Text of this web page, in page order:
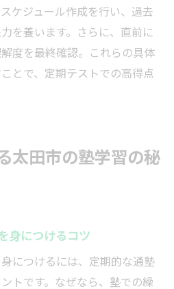
ケジュール作成を行い、過去
を養います。さらに、直前に
度を最終確認。これらの具体
とで、定期テストでの高得点
太田市の塾学習の秘
身につけるコツ
につけるには、定期的な通塾
トです。なぜなら、塾での繰